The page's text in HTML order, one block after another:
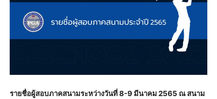
รายชื่อผู้สอบภาคสนามระหว่างวันที่ 8-9 มีนาคม 2565 ณ สนาม